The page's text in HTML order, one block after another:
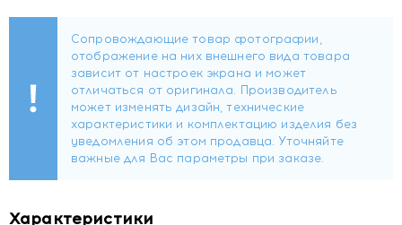
Форма выпуска
Саше массой 2 г.
2 пакетика-саше (рекомендуемая суточная доза)
содержат:
кофе - 3602,4 мг, в том числе
- кофеин - 60 мг;
экстракт гарцинии (50% гидроксилимонной кислоты) -
Характеристики